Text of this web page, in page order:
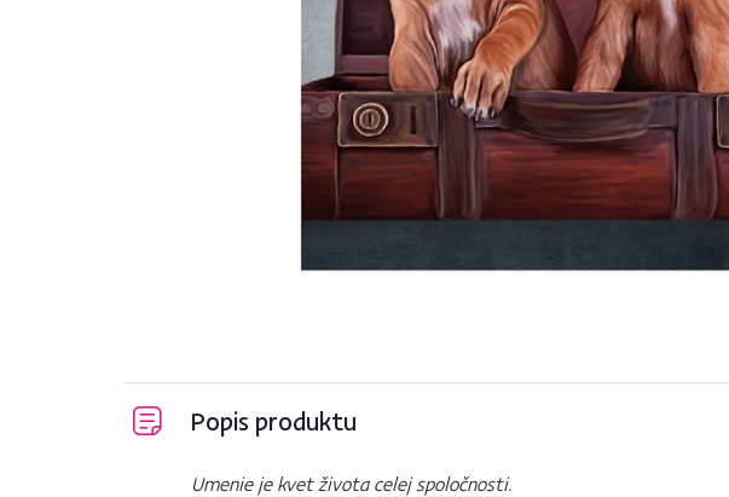
Popis produktu
Umenie je kvet života celej spoločnosti.